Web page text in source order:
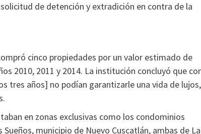
de detención y extradición en contra de la
cinco propiedades por un valor estimado de
2010, 2011 y 2014. La institución concluyó que
tres años] no podían garantizarle una vida de lujos,
en zonas exclusivas como los condominios
municipio de Nuevo Cuscatlán, ambas de La